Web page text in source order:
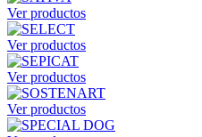
Ver productos
Ver productos
Ver productos
Ver productos